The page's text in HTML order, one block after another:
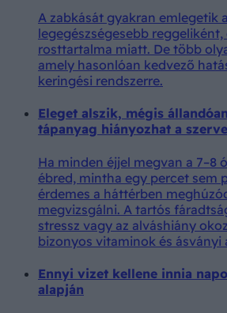
A zabkását gyakran emlegetik
legegészségesebb
rosttartalma miatt. De több
amely hasonlóan kedvező
keringési rendszerre.
Eleget alszik, mégis
tápanyag hiányozhat a
Ha minden éjjel megvan a 7–8
ébred, mintha egy percet sem
érdemes a háttérben
megvizsgálni. A tartós
stressz vagy az alváshiány
bizonyos vitaminok és ásványi
Ennyi vizet kellene innia
alapján